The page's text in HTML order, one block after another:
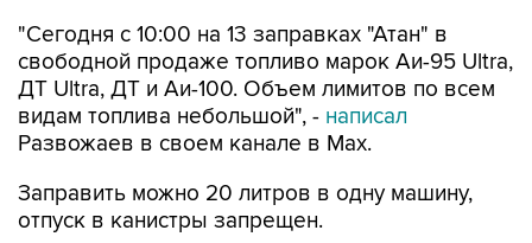
"Сегодня с 10:00 на 13 заправках "Атан" в
свободной продаже топливо марок Аи-95 Ultra,
ДТ Ultra, ДТ и Аи-100. Объем лимитов по всем
видам топлива небольшой", - написал
Развожаев в своем канале в Max.
Заправить можно 20 литров в одну машину,
отпуск в канистры запрещен.